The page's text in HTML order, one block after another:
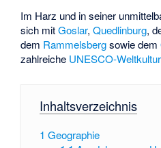
Im Harz und in seiner
sich mitGoslar,Quedlinburg,
dem Rammelsbergsowie dem
zahlreiche UNESCO-
Inhaltsverzeichnis
1 Geographie